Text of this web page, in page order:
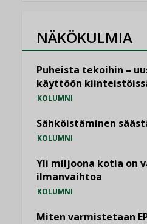
NÄKÖKULMIA
Puheista tekoihin –
käyttöön
KOLUMNI
Sähköistäminen
KOLUMNI
Yli miljoona kotia on
ilmanvaihtoa
KOLUMNI
Miten varmistetaan